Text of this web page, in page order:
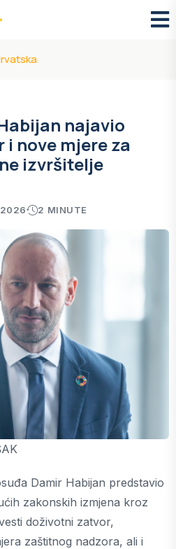
najavio
nove mjere za
izvršitelje
2 MINUTE
Damir Habijan predstavio
zakonskih izmjena kroz
doživotni zatvor,
zaštitnog nadzora, ali i